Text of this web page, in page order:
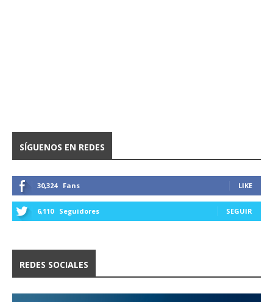
SÍGUENOS EN REDES
30,324 Fans LIKE
6,110 Seguidores SEGUIR
REDES SOCIALES